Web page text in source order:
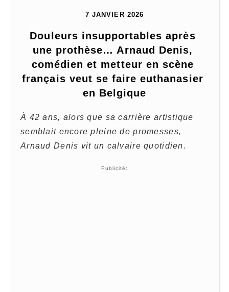
7 JANVIER 2026
Douleurs insupportables après
une prothèse… Arnaud Denis,
comédien et metteur en scène
français veut se faire euthanasier
en Belgique
À 42 ans, alors que sa carrière artistique
semblait encore pleine de promesses,
Arnaud Denis vit un calvaire quotidien.
Publicité: